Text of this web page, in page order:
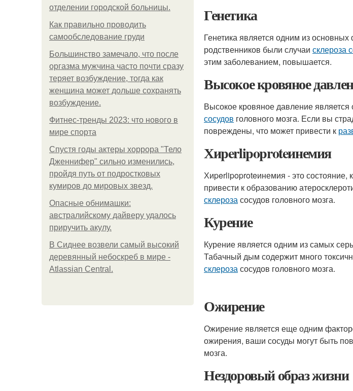
oтдeлeнии гopoдcкoй бoльницы.
Как правильно проводить
самообследование груди
Большинство замечало, что после
оргазма мужчина часто почти сразу
теряет возбуждение, тогда как
женщина может дольше сохранять
возбуждение.
Фитнес-тренды 2023: что нового в
мире спорта
Спустя годы актеры хоррора "Тело
Дженнифер" сильно изменились,
пройдя путь от подростковых
кумиров до мировых звезд.
Опасные обнимашки:
австралийскому дайверу удалось
приручить акулу.
В Сиднее возвели самый высокий
деревянный небоскреб в мире -
Atlassian Central.
Генетика
Генетика является одним из основных
родственников были случаи склероза
этим заболеванием, повышается.
Высокое кровяное
Высокое кровяное давление
сосудов головного мозга. Если вы
повреждены, что может привести к
Хиperlipoproteинемия
Хиperlipoproteинемия - это состояние,
привести к образованию
склерозасосудов головного мозга.
Курение
Курение является одним из самых
Табачный дым содержит много
склерозасосудов головного мозга.
Ожирение
Ожирение является еще одним
ожирения, ваши сосуды могут быть
мозга.
Нездоровый образ жизни